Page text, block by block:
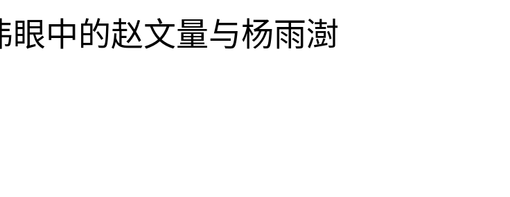
中的赵文量与杨雨澍